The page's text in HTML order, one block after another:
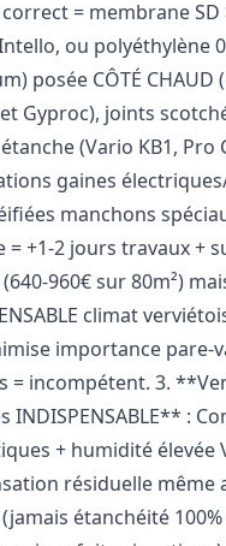
= membrane SD
ou polyéthylène
posée CÔTÉ CHAUD
Gyproc), joints
(Vario KB1, Pro
gaines
manchons
= +1-2 jours travaux +
960€ sur 80m²)
climat
importance pare-
= incompétent. 3.
INDISPENSABLE** :
+ humidité élevée
résiduelle même
étanchéité